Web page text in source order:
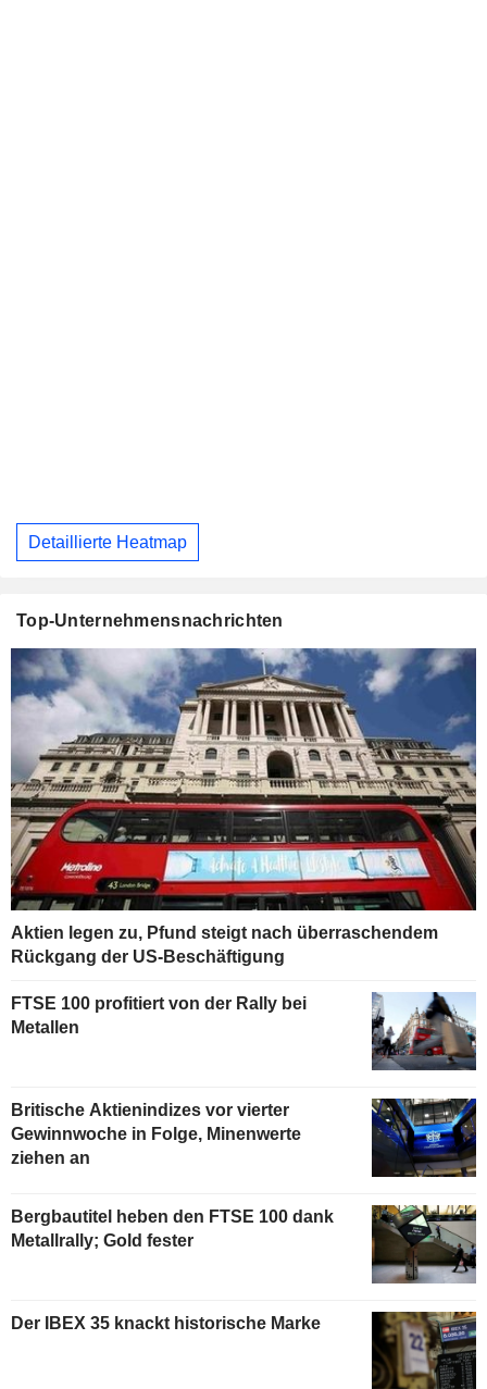
Detaillierte Heatmap
Top-Unternehmensnachrichten
Aktien legen zu, Pfund steigt nach überraschendem
Rückgang der US-Beschäftigung
FTSE 100 profitiert von der Rally bei
Metallen
Britische Aktienindizes vor vierter
Gewinnwoche in Folge, Minenwerte
ziehen an
Bergbautitel heben den FTSE 100 dank
Metallrally; Gold fester
Der IBEX 35 knackt historische Marke